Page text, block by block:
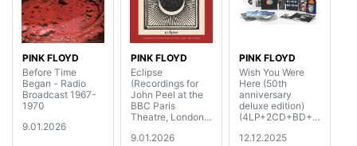
PINK FLOYD
Before Time
Began - Radio
Broadcast 1967-
1970
9.01.2026
PINK FLOYD
Eclipse
(Recordings for
John Peel at the
BBC Paris
Theatre, London)
9.01.2026
PINK FLOYD
Wish You Were
Here (50th
anniversary
deluxe edition)
(4LP+2CD+BD+7
12.12.2025